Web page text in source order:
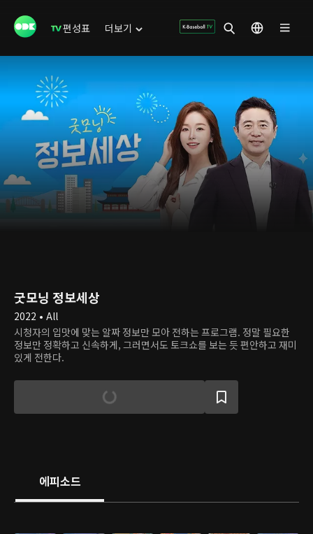
편성표 더보기
굿모닝 정보세상
2022 • All
시청자의 입맛에 맞는 알짜 정보만 모아 전하는 프로그램. 정말 필요한
정보만 정확하고 신속하게, 그러면서도 토크쇼를 보는 듯 편안하고 재미
있게 전한다.
에피소드